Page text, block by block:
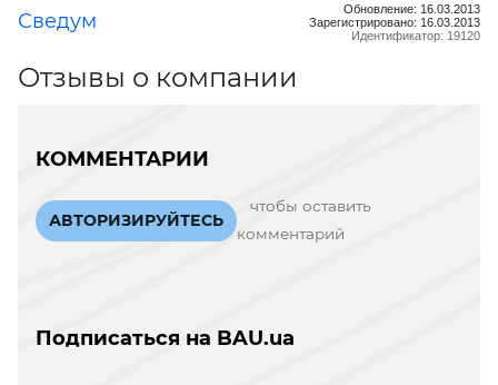
Сведум
Обновление: 16.03.2013
Зарегистрировано: 16.03.2013
Идентификатор: 19120
Отзывы о компании
КОММЕНТАРИИ
АВТОРИЗИРУЙТЕСЬ
чтобы оставить
комментарий
Подписаться на BAU.ua